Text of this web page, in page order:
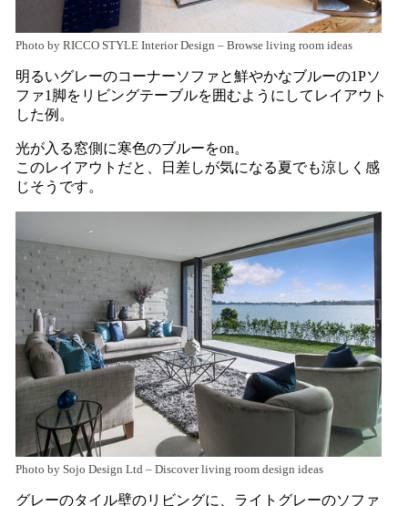
Photo by RICCO STYLE Interior Design – Browse living room ideas
明るいグレーのコーナーソファと鮮やかなブルーの1Pソ
ファ1脚をリビングテーブルを囲むようにしてレイアウト
した例。
光が入る窓側に寒色のブルーをon。
このレイアウトだと、日差しが気になる夏でも涼しく感
じそうです。
Photo by Sojo Design Ltd– Discover living room design ideas
グレーのタイル壁のリビングに、ライトグレーのソファ